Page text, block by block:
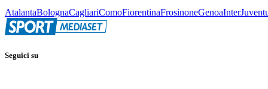
AtalantaBolognaCagliariComoFiorentinaFrosinoneGenoaInter
Seguici su